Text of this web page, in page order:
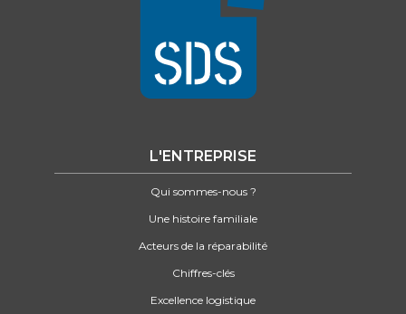
L'ENTREPRISE
Qui sommes-nous ?
Une histoire familiale
Acteurs de la réparabilité
Chiffres-clés
Excellence logistique